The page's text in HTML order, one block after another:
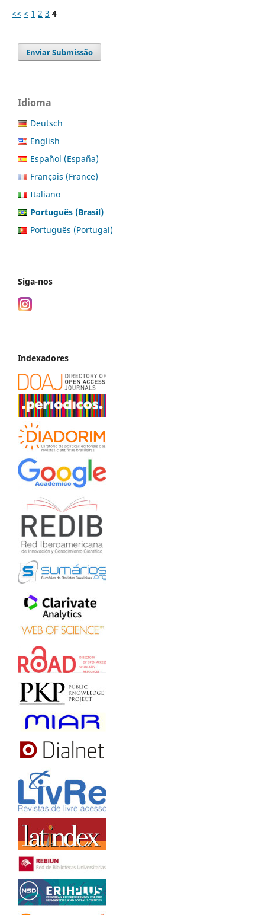
<< < 1 2 3 4
Enviar Submissão
Idioma
Deutsch
English
Español (España)
Français (France)
Italiano
Português (Brasil)
Português (Portugal)
Siga-nos
Indexadores